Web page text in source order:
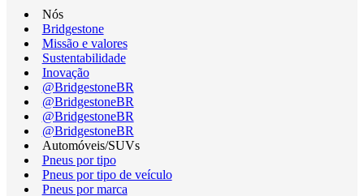
Nós
Bridgestone
Missão e valores
Sustentabilidade
Inovação
@BridgestoneBR
@BridgestoneBR
@BridgestoneBR
@BridgestoneBR
Automóveis/SUVs
Pneus por tipo
Pneus por tipo de veículo
Pneus por marca